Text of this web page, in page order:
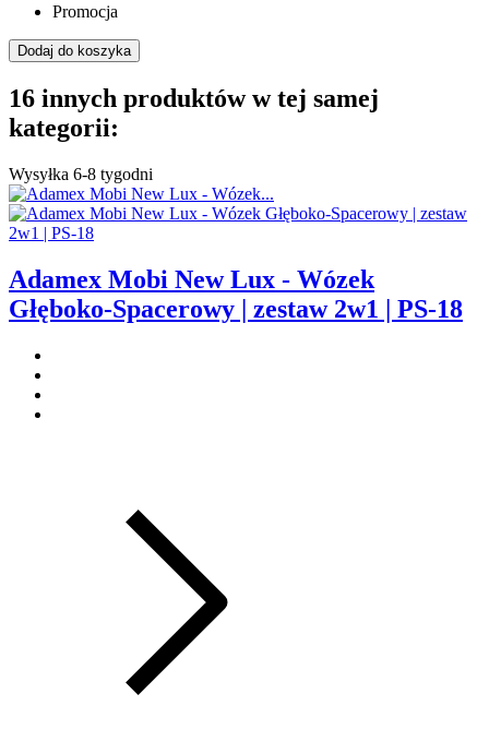
Promocja
Dodaj do koszyka
16 innych produktów w tej samej
kategorii:
Wysyłka 6-8 tygodni
Adamex Mobi New Lux - Wózek
Głęboko-Spacerowy | zestaw 2w1 | PS-18